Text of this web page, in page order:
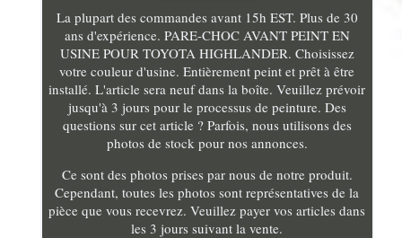
La plupart des commandes avant 15h EST. Plus de 30
ans d'expérience. PARE-CHOC AVANT PEINT EN
USINE POUR TOYOTA HIGHLANDER. Choisissez
votre couleur d'usine. Entièrement peint et prêt à être
installé. L'article sera neuf dans la boîte. Veuillez prévoir
jusqu'à 3 jours pour le processus de peinture. Des
questions sur cet article ? Parfois, nous utilisons des
photos de stock pour nos annonces.
Ce sont des photos prises par nous de notre produit.
Cependant, toutes les photos sont représentatives de la
pièce que vous recevrez. Veuillez payer vos articles dans
les 3 jours suivant la vente.